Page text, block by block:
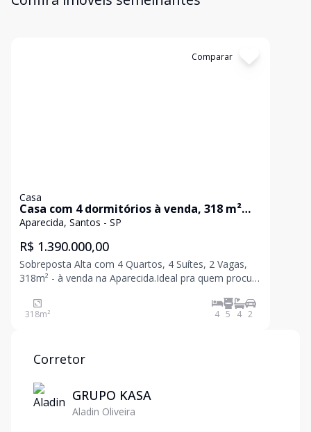
Comparar
Casa
Casa com 4 dormitórios à venda, 318 m²
por R$ 1.390.000,00 - Aparecida - Santos/SP
Aparecida, Santos - SP
R$ 1.390.000,00
Sobreposta Alta com 4 Quartos, 4 Suítes, 2 Vagas,
318m² - à venda na Aparecida.Ideal pra quem procura
318m² 4 5 4 2
Corretor
GRUPO KASA
Aladin Oliveira